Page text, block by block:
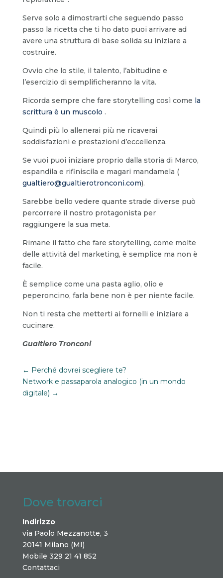
Serve solo a dimostrarti che seguendo passo
passo la ricetta che ti ho dato puoi arrivare ad
avere una struttura di base solida su iniziare a
costruire.
Ovvio che lo stile, il talento, l’abitudine e
l’esercizio di semplificheranno la vita.
Ricorda sempre che fare storytelling così come la
scrittura è un muscolo .
Quindi più lo allenerai più ne ricaverai
soddisfazioni e prestazioni d’eccellenza.
Se vuoi puoi iniziare proprio dalla storia di Marco,
espandila e rifiniscila e magari mandamela (
gualtiero@gualtierotronconi.com).
Sarebbe bello vedere quante strade diverse può
percorrere il nostro protagonista per
raggiungere la sua meta.
Rimane il fatto che fare storytelling, come molte
delle attività del marketing, è semplice ma non è
facile.
È semplice come una pasta aglio, olio e
peperoncino, farla bene non è per niente facile.
Non ti resta che metterti ai fornelli e iniziare a
cucinare.
Gualtiero Tronconi
← Perché dovrei scegliere te?
Network e passaparola analogico (in un mondo
digitale) →
Dove trovarci
Indirizzo
via Paolo Mezzanotte, 3
20141 Milano (MI)
Mobile 329 21 41 852
Contattaci